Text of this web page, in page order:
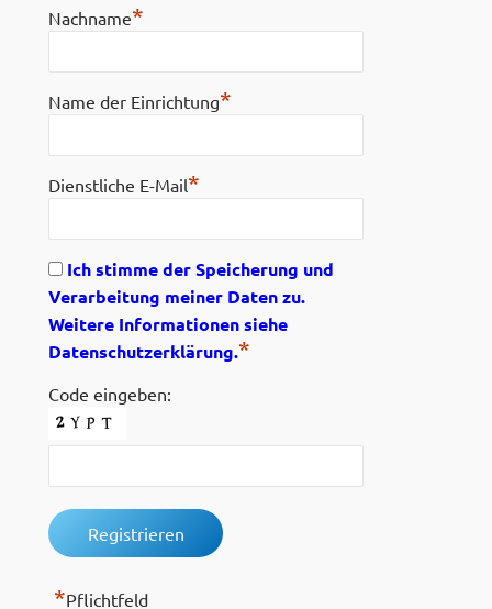
Nachname*
Name der Einrichtung*
Dienstliche E-Mail*
Ich stimme der Speicherung und
Verarbeitung meiner Daten zu.
Weitere Informationen siehe
Datenschutzerklärung.*
Code eingeben:
*Pflichtfeld